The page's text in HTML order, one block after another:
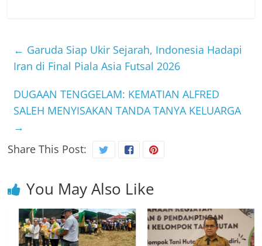
← Garuda Siap Ukir Sejarah, Indonesia Hadapi
Iran di Final Piala Asia Futsal 2026
DUGAAN TENGGELAM: KEMATIAN ALFRED
SALEH MENYISAKAN TANDA TANYA KELUARGA
→
Share This Post:
You May Also Like